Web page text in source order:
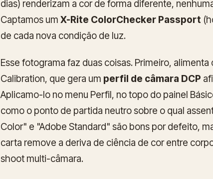
dias) renderizam a cor de forma diferente,
Captamos um X-Rite ColorChecker Passport
de cada nova condição de luz.
Esse fotograma faz duas coisas. Primeiro,
Calibration, que gera um perfil de câmara DCP
Aplicamo-lo no menu Perfil, no topo do painel
como o ponto de partida neutro sobre o qual
Color" e "Adobe Standard" são bons por defeito,
carta remove a deriva de ciência de cor entre
shoot multi-câmara.